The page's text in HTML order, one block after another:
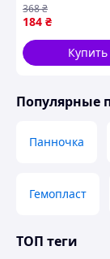
для длительного
хранения
184 ₴
368₴
Купить
Популярные
Панночка
Гемопласт
ТОП теги